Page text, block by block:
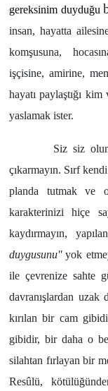
gereksinim duyduğu
insan, hayatta
komşusuna,
işçisine, amirine,
hayatı paylaştığı
yaslamak ister.
Siz siz olun size
çıkarmayın. Sırf
planda tutmak ve
karakterinizi hiçe
kaydırmayın,
duygusunu''yok
ile çevrenize sahte
davranışlardan
kırılan bir cam
gibidir, bir daha o
silahtan fırlayan bir
Resûlü,